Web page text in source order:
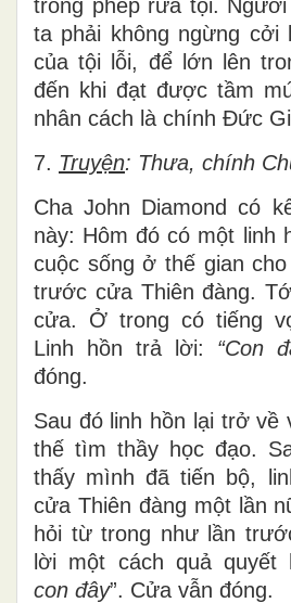
trong phép rửa tội.
ta phải không ngừng cởi
của tội lỗi, để lớn lên
đến khi đạt được tầm
nhân cách là chính Đức
7. Truyện: Thưa, chính
Cha John Diamond có
này: Hôm đó có một linh
cuộc sống ở thế gian
trước cửa Thiên đàng.
cửa. Ở trong có tiếng
Linh hồn trả lời: “Con
đóng.
Sau đó linh hồn lại trở về
thế tìm thầy học đạo.
thấy mình đã tiến bộ,
cửa Thiên đàng một lần
hỏi từ trong như lần
lời một cách quả quyết
con đây”. Cửa vẫn đóng.